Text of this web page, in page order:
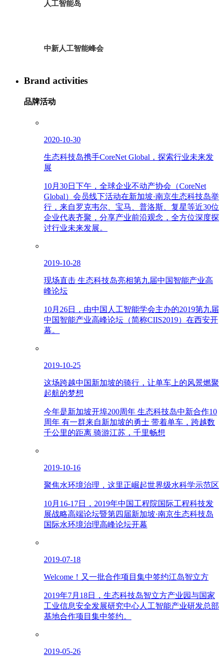
人工智能岛
中新人工智能峰会
Brand activities
品牌活动
2020-10-30
生态科技岛携手CoreNet Global，探索行业未来发
展
10月30日下午，全球企业不动产协会（CoreNet
Global）会员线下活动在新加坡·南京生态科技岛举
行，来自罗克韦尔、宝马、普洛斯、复星等近30位
企业代表齐聚，分享产业前沿观念，全方位深度探
讨行业未来发展。
2019-10-28
现场直击 生态科技岛亮相第九届中国智能产业高
峰论坛
10月26日，由中国人工智能学会主办的2019第九届
中国智能产业高峰论坛（简称CIIS2019）在西安开
幕。
2019-10-25
这场跨越中国新加坡的骑行，让单车上的风景燃聚
起航的梦想
今年是新加坡开埠200周年 生态科技岛中新合作10
周年 有一群来自新加坡的勇士 带着单车，跨越数
千公里的距离 骑游江苏，千里畅想
2019-10-16
聚焦水环境治理，这里正崛起世界级水科学示范区
10月16-17日，2019年中国工程院国际工程科技发
展战略高端论坛暨第四届新加坡·南京生态科技岛
国际水环境治理高峰论坛开幕
2019-07-18
Welcome！又一批合作项目集中签约江岛智立方
2019年7月18日，生态科技岛智立方产业园与国家
工业信息安全发展研究中心人工智能产业研发总部
基地合作项目集中签约。
2019-05-26